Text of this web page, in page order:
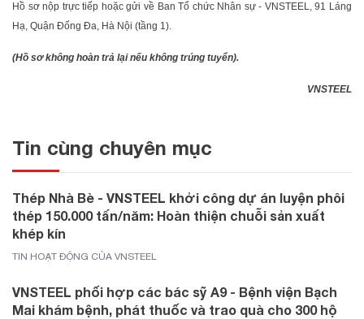
Hồ sơ nộp trực tiếp hoặc gửi về Ban Tổ chức Nhân sự - VNSTEEL, 91 Láng
Hạ, Quận Đống Đa, Hà Nội (tầng 1).
(Hồ sơ không hoàn trả lại nếu không trúng tuyển).
VNSTEEL
Tin cùng chuyên mục
Thép Nhà Bè - VNSTEEL khởi công dự án luyện phôi
thép 150.000 tấn/năm: Hoàn thiện chuỗi sản xuất
khép kín
TIN HOẠT ĐỘNG CỦA VNSTEEL
VNSTEEL phối hợp các bác sỹ A9 - Bệnh viện Bạch
Mai khám bệnh, phát thuốc và trao quà cho 300 hộ